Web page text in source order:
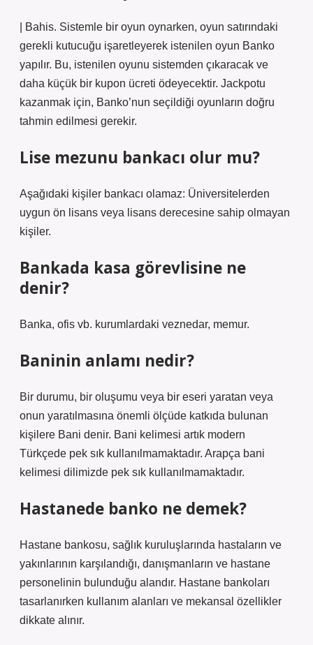
| Bahis. Sistemle bir oyun oynarken, oyun satırındaki
gerekli kutucuğu işaretleyerek istenilen oyun Banko
yapılır. Bu, istenilen oyunu sistemden çıkaracak ve
daha küçük bir kupon ücreti ödeyecektir. Jackpotu
kazanmak için, Banko’nun seçildiği oyunların doğru
tahmin edilmesi gerekir.
Lise mezunu bankacı olur mu?
Aşağıdaki kişiler bankacı olamaz: Üniversitelerden
uygun ön lisans veya lisans derecesine sahip olmayan
kişiler.
Bankada kasa görevlisine ne
denir?
Banka, ofis vb. kurumlardaki veznedar, memur.
Baninin anlamı nedir?
Bir durumu, bir oluşumu veya bir eseri yaratan veya
onun yaratılmasına önemli ölçüde katkıda bulunan
kişilere Bani denir. Bani kelimesi artık modern
Türkçede pek sık kullanılmamaktadır. Arapça bani
kelimesi dilimizde pek sık kullanılmamaktadır.
Hastanede banko ne demek?
Hastane bankosu, sağlık kuruluşlarında hastaların ve
yakınlarının karşılandığı, danışmanların ve hastane
personelinin bulunduğu alandır. Hastane bankoları
tasarlanırken kullanım alanları ve mekansal özellikler
dikkate alınır.